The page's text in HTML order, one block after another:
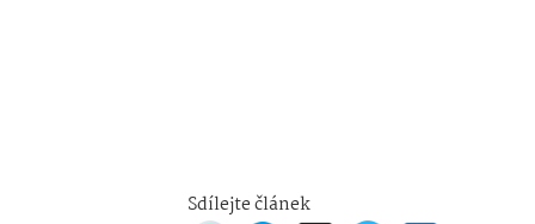
Sdílejte článek